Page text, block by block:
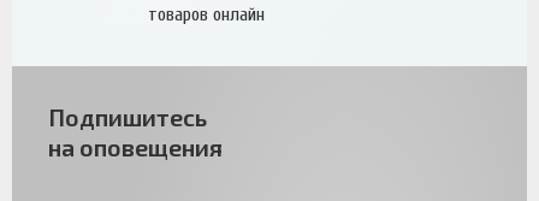
товаров онлайн
Подпишитесь
на оповещения